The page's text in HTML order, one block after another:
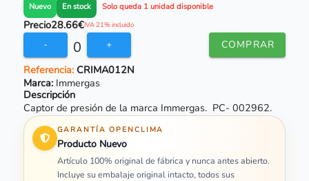
Nuevo En stock Solo queda 1 unidad disponible
Precio28.66€IVA 21% incluido
- 0 + COMPRAR
Referencia:CRIMA012N
Marca: Immergas
Descripción
Captor de presión de la marca Immergas. PC- 002962.
GARANTÍA OPENCLIMA
Producto Nuevo
Artículo 100% original de fábrica y nunca antes abierto.
Incluye su embalaje original intacto, todos sus